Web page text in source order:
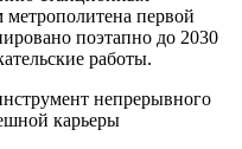
первой
поэтапно до 2030
работы.
непрерывного
карьеры